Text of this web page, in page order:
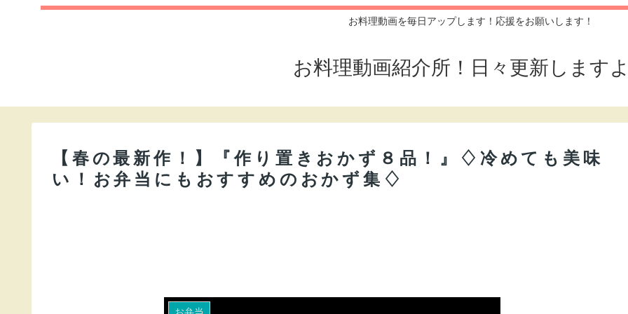
お料理動画を毎日アップします！応援をお願いします！
お料理動画紹介所！日々更新します
【春の最新作！】『作り置きおかず８品！』♢冷めても美味
い！お弁当にもおすすめのおかず集♢
お弁当